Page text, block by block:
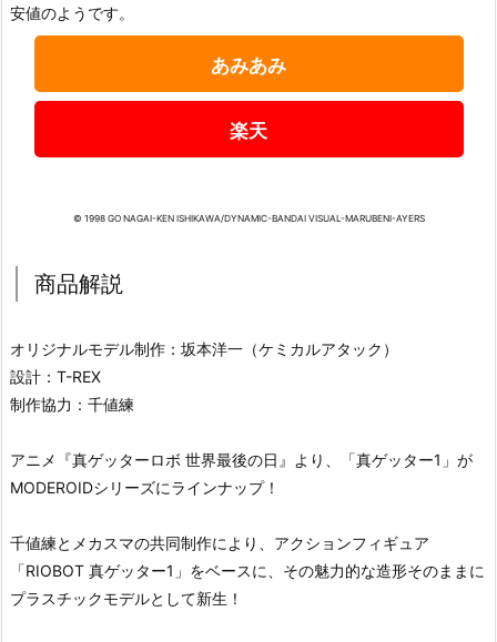
安値のようです。
あみあみ
楽天
© 1998 GO NAGAI-KEN ISHIKAWA/DYNAMIC-BANDAI VISUAL-MARUBENI-AYERS
商品解説
オリジナルモデル制作：坂本洋一（ケミカルアタック）
設計：T-REX
制作協力：千値練
アニメ『真ゲッターロボ 世界最後の日』より、「真ゲッター1」が
MODEROIDシリーズにラインナップ！
千値練とメカスマの共同制作により、アクションフィギュア
「RIOBOT 真ゲッター1」をベースに、その魅力的な造形そのままに
プラスチックモデルとして新生！